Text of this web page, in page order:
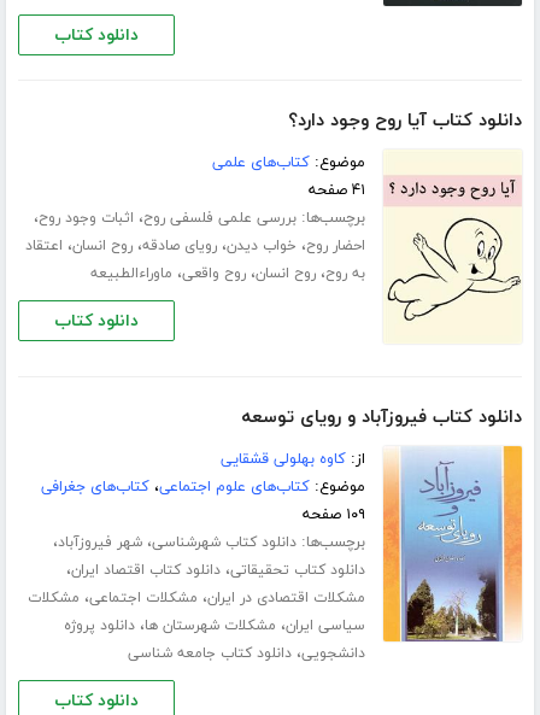
دانلود کتاب
دانلود کتاب آیا روح وجود دارد؟
موضوع:کتاب‌های علمی
۴۱ صفحه
برچسب‌ها:بررسی علمی فلسفی روح، اثبات وجود روح،
احضار روح، خواب دیدن،رویای صادقه،روح انسان، اعتقاد
به روح،روح انسان،روح واقعی، ماوراءالطبیعه
دانلود کتاب
دانلود کتاب فیروزآباد و رویای توسعه
از:کاوه بهلولی قشقایی
موضوع:کتاب‌های علوم اجتماعی،کتاب‌های جغرافی
۱۰۹ صفحه
برچسب‌ها:دانلود کتاب شهرشناسی،شهر فیروزآباد،
دانلود کتاب تحقیقاتی،دانلود کتاب اقتصاد ایران،
مشکلات اقتصادی در ایران، مشکلات اجتماعی، مشکلات
سیاسی ایران، مشکلات شهرستان ها،دانلود پروژه
دانشجویی،دانلود کتاب جامعه شناسی
دانلود کتاب